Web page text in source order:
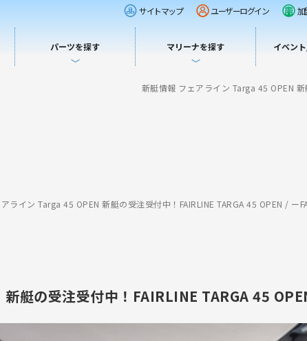
サイトマップ ユーザーログイン 加
パーツを探す マリーナを探す イベン
新艇情報 フェアライン Targa 45 OPEN
ライン Targa 45 OPEN 新艇の受注受付中！FAIRLINE TARGA 45 OPEN / ー
艇の受注受付中！FAIRLINE TARGA 45